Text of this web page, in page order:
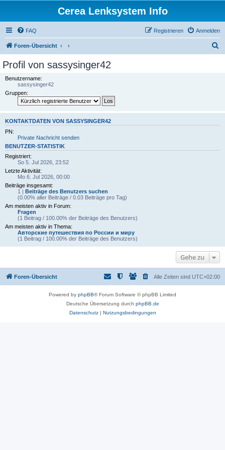
Cerea Lenksystem Info
FAQ Anmelden
Registrieren
Foren-Übersicht
Profil von sassysinger42
Benutzername:
sassysinger42
Gruppen:
KONTAKTDATEN VON SASSYSINGER42
PN:
Private Nachricht senden
BENUTZER-STATISTIK
Registriert:
So 5. Jul 2026, 23:52
Letzte Aktivität:
Mo 6. Jul 2026, 00:00
Beiträge insgesamt:
1 | Beiträge des Benutzers suchen
(0.00% aller Beiträge / 0.03 Beiträge pro Tag)
Am meisten aktiv in Forum:
Fragen
(1 Beitrag / 100.00% der Beiträge des Benutzers)
Am meisten aktiv in Thema:
Авторские путешествия по России и миру
(1 Beitrag / 100.00% der Beiträge des Benutzers)
Gehe zu
Foren-Übersicht Alle Zeiten sind UTC+02:00
Powered by phpBB® Forum Software © phpBB Limited
Deutsche Übersetzung durch phpBB.de
Datenschutz| Nutzungsbedingungen